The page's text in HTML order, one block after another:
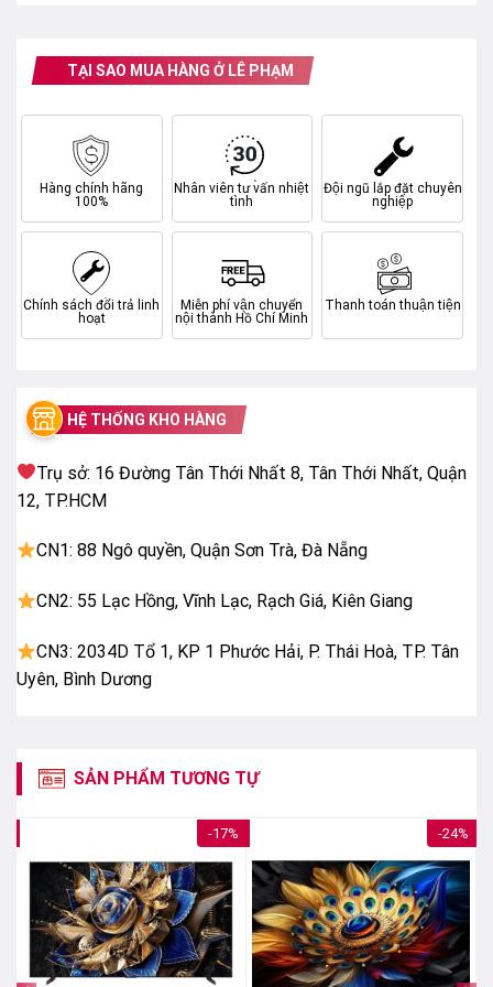
Kim loại
Công nghệ hình ảnh
Công nghệ hình ảnh
– Tối ưu độ sáng HDR Brightness Optimizer
– Nâng cao độ sâu hình ảnh Real Depth Enhancer
– AI HDR Remastering
– Công nghệ Supersize Picture Enhancer tối ưu
hình ảnh cho màn hình siêu lớn bằng AI
Dimming
– Chống chói Anti Reflection
– Chống xé hình FreeSync Premium Pro
– Góc nhìn rộng Wide Viewing Angle
(ALLM)
Technology
Bộ xử lý
120 Hz
Công nghệ âm thanh
Tổng công suất loa
60W
Số lượng loa
8 loa
TẠI SAO MUA HÀNG Ở LÊ PHẠM
Hàng chính hãng
100%
Nhân viên tư vấn nhiệt
tình
Đội ngũ lắp đặt chuyên
nghiệp
Chính sách đổi trả linh
hoạt
Miễn phí vận chuyển
nội thành Hồ Chí Minh
Thanh toán thuận tiện
HỆ THỐNG KHO HÀNG
Trụ sở: 16 Đường Tân Thới Nhất 8, Tân Thới Nhất, Quận
12, TP.HCM
CN1: 88 Ngô quyền, Quận Sơn Trà, Đà Nẵng
CN2: 55 Lạc Hồng, Vĩnh Lạc, Rạch Giá, Kiên Giang
CN3: 2034D Tổ 1, KP 1 Phước Hải, P. Thái Hoà, TP. Tân
Uyên, Bình Dương
SẢN PHẨM TƯƠNG TỰ
-17% -24%